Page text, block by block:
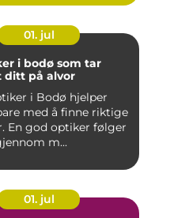
01. jul
i bodø som tar
ditt på alvor
i Bodø hjelper
med å finne riktige
En god optiker følger
m...
01. jul